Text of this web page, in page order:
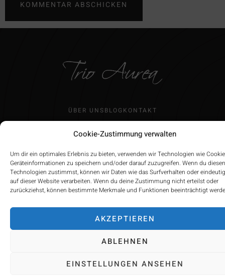
Cookie-Zustimmung verwalten
Um dir ein optimales Erlebnis zu bieten, verwenden wir Technologien wie
Geräteinformationen zu speichern und/oder darauf zuzugreifen. Wenn du diesen
Technologien zustimmst, können wir Daten wie das Surfverhalten oder
auf dieser Website verarbeiten. Wenn du deine Zustimmung nicht erteilst oder
zurückziehst, können bestimmte Merkmale und Funktionen beeinträchtigt
AKZEPTIEREN
ABLEHNEN
EINSTELLUNGEN ANSEHEN
ÜBER UNSBLOG KONTAKT
©2022 Trio Aurea. All Right Reserved
IMPRESSUM